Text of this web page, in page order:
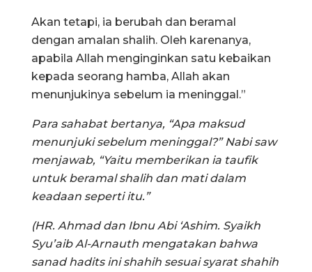
Akan tetapi, ia berubah dan beramal
dengan amalan shalih. Oleh karenanya,
apabila Allah menginginkan satu kebaikan
kepada seorang hamba, Allah akan
menunjukinya sebelum ia meninggal.”
Para sahabat bertanya, “Apa maksud
menunjuki sebelum meninggal?” Nabi saw
menjawab, “Yaitu memberikan ia taufik
untuk beramal shalih dan mati dalam
keadaan seperti itu.”
(HR. Ahmad dan Ibnu Abi ‘Ashim. Syaikh
Syu’aib Al-Arnauth mengatakan bahwa
sanad hadits ini shahih sesuai syarat shahih